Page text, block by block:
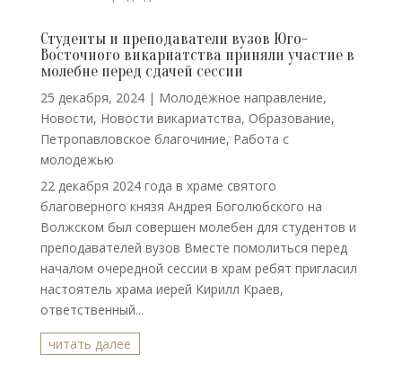
Студенты и преподаватели вузов Юго-
Восточного викариатства приняли участие в
молебне перед сдачей сессии
25 декабря, 2024| Молодёжное направление,
Новости, Новости викариатства, Образование,
Петропавловское благочиние, Работа с
молодежью
22 декабря 2024 года в храме святого
благоверного князя Андрея Боголюбского на
Волжском был совершен молебен для студентов и
преподавателей вузов Вместе помолиться перед
началом очередной сессии в храм ребят пригласил
настоятель храма иерей Кирилл Краев,
ответственный...
читать далее